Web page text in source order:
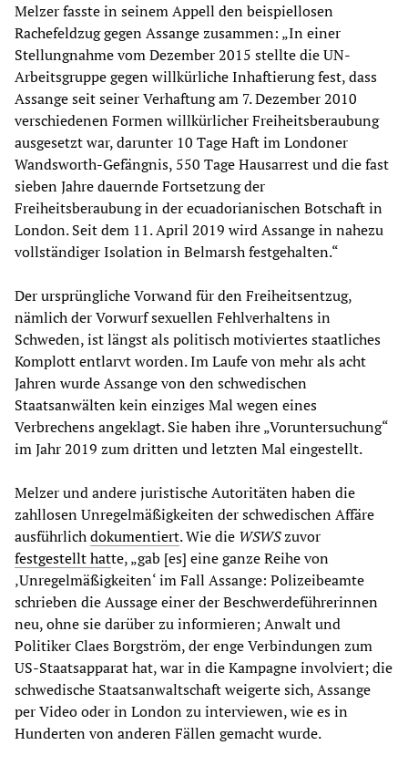
Melzer fasste in seinem Appell den beispiellosen
Rachefeldzug gegen Assange zusammen: „In einer
Stellungnahme vom Dezember 2015 stellte die UN-
Arbeitsgruppe gegen willkürliche Inhaftierung fest, dass
Assange seit seiner Verhaftung am 7. Dezember 2010
verschiedenen Formen willkürlicher Freiheitsberaubung
ausgesetzt war, darunter 10 Tage Haft im Londoner
Wandsworth-Gefängnis, 550 Tage Hausarrest und die fast
sieben Jahre dauernde Fortsetzung der
Freiheitsberaubung in der ecuadorianischen Botschaft in
London. Seit dem 11. April 2019 wird Assange in nahezu
vollständiger Isolation in Belmarsh festgehalten.“
Der ursprüngliche Vorwand für den Freiheitsentzug,
nämlich der Vorwurf sexuellen Fehlverhaltens in
Schweden, ist längst als politisch motiviertes staatliches
Komplott entlarvt worden. Im Laufe von mehr als acht
Jahren wurde Assange von den schwedischen
Staatsanwälten kein einziges Mal wegen eines
Verbrechens angeklagt. Sie haben ihre „Voruntersuchung“
im Jahr 2019 zum dritten und letzten Mal eingestellt.
Melzer und andere juristische Autoritäten haben die
zahllosen Unregelmäßigkeiten der schwedischen Affäre
ausführlichdokumentiert. Wie die WSWSzuvor
festgestellt hatte, „gab [es] eine ganze Reihe von
‚Unregelmäßigkeiten‘ im Fall Assange: Polizeibeamte
schrieben die Aussage einer der Beschwerdeführerinnen
neu, ohne sie darüber zu informieren; Anwalt und
Politiker Claes Borgström, der enge Verbindungen zum
US-Staatsapparat hat, war in die Kampagne involviert; die
schwedische Staatsanwaltschaft weigerte sich, Assange
per Video oder in London zu interviewen, wie es in
Hunderten von anderen Fällen gemacht wurde.